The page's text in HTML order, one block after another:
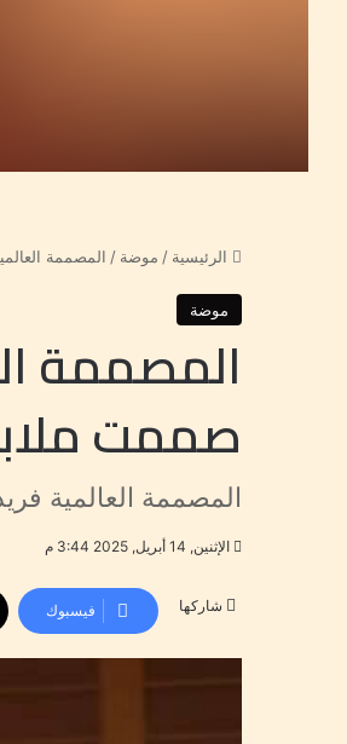
الرئيسية / موضة / المصممة
موضة
المصممة
صممت
المصممة العالمية
الإثنين, 14 أبريل, 2025 3:44 م
شاركها فيسبوك